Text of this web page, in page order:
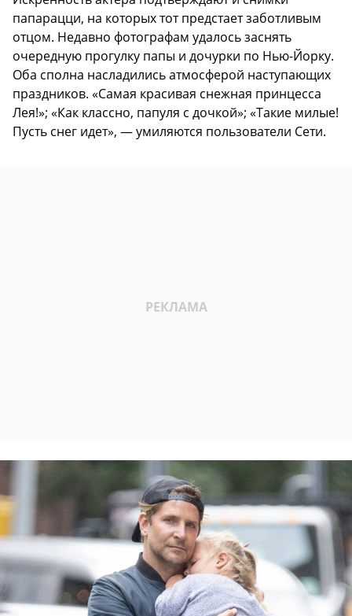
папарацци, на которых тот предстает заботливым
отцом. Недавно фотографам удалось заснять
очередную прогулку папы и дочурки по Нью-Йорку.
Оба сполна насладились атмосферой наступающих
праздников. «Самая красивая снежная принцесса
Лея!»; «Как классно, папуля с дочкой»; «Такие милые!
Пусть снег идет», — умиляются пользователи Сети.